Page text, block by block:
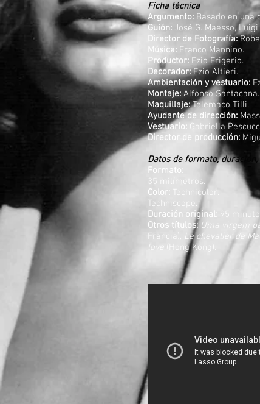
Ficha técnica
Argumento: Basado en una
Guión: José G. Maesso,
Director de Fotografía:
Música: Franco Mannino.
Productor: Ezio Frigerio.
Decorador:Ezio Altieri.
Ambientación y vestuario:
Montaje: Alfonso Santacana.
Maquillaje:Telemaco Tilli.
Ayudante de dirección:
Vestuario: Gabriella
Director de producción:
Datos de formato,
Formato:
35 milímetros.
Color: Technicolor.
Techniscope.
Duración original: 95
Otros títulos: Uma virgem
Francia), Le chevalier de
love (Hong Kong).